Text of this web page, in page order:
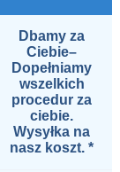
Dbamy za
Ciebie–
Dopełniamy
wszelkich
procedur za
ciebie.
Wysyłka na
nasz koszt. *